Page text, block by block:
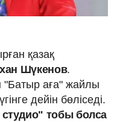
қазақ
Шүкенов.
"Батыр аға" жайлы
дейін бөліседі.
тобы болса